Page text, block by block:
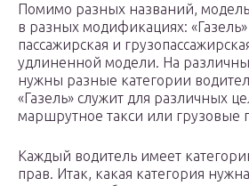
Помимо разных названий,
в разных модификациях: «Газель»
пассажирская и
удлиненной модели. На
нужны разные категории
«Газель» служит для различных
маршрутное такси или грузовые
Каждый водитель имеет
прав. Итак, какая категория